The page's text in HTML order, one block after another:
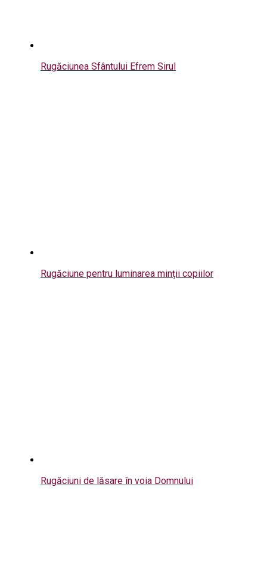
Rugăciunea Sfântului Efrem Sirul
Rugăciune pentru luminarea minții copiilor
Rugăciuni de lăsare în voia Domnului